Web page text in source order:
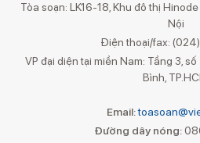
Tòa soạn: LK16-18, Khu đô thị
Nội
Điện thoại/fax:
VP đại diện tại miền Nam: Tầng 3,
Bình,
Email:
Đường dây nóng: